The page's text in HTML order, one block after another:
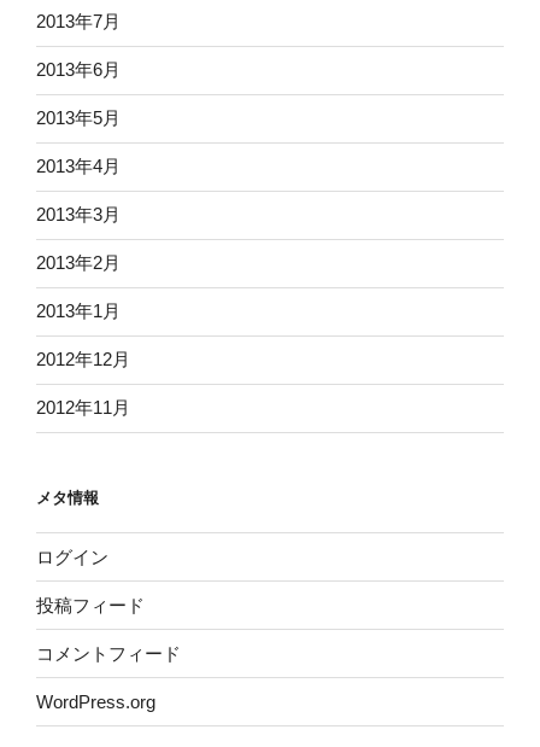
2013年7月
2013年6月
2013年5月
2013年4月
2013年3月
2013年2月
2013年1月
2012年12月
2012年11月
メタ情報
ログイン
投稿フィード
コメントフィード
WordPress.org